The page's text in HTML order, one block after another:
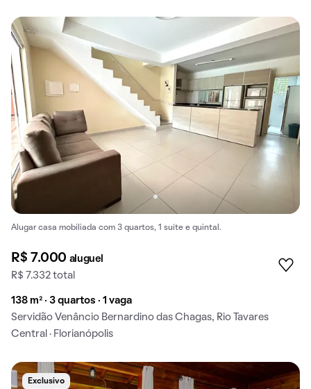
Alugar casa mobiliada com 3 quartos, 1 suíte e quintal.
R$ 7.000 aluguel
R$ 7.332 total
138 m² · 3 quartos · 1 vaga
Servidão Venâncio Bernardino das Chagas, Rio Tavares
Central · Florianópolis
Exclusivo